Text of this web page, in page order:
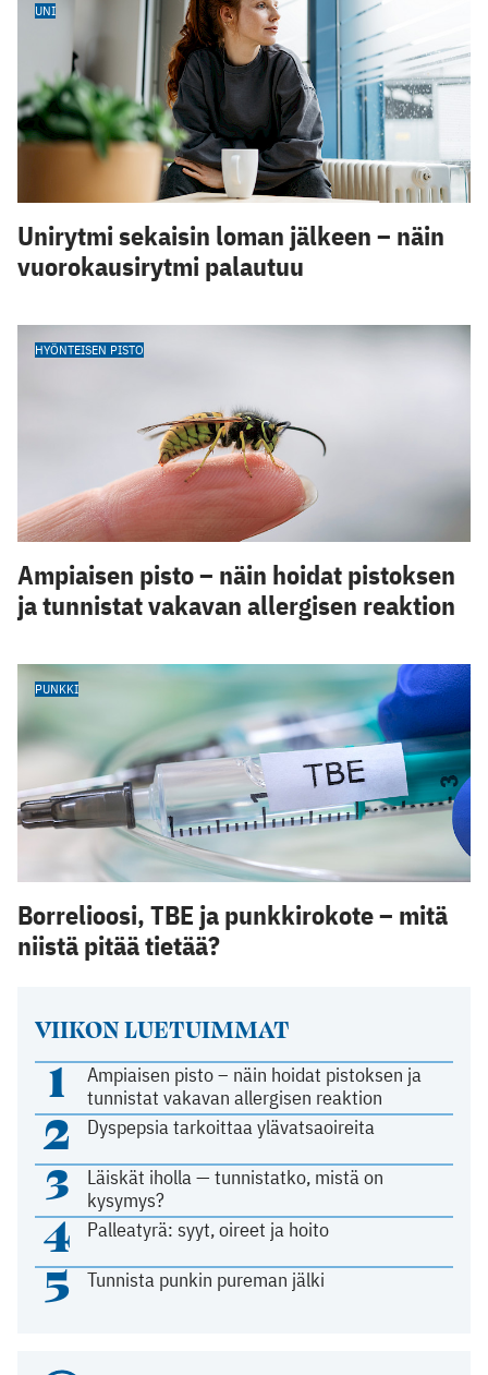
VIIKON LUETUIMMAT
1
Ampiaisen pisto – näin hoidat pistoksen ja
tunnistat vakavan allergisen reaktion
2 Dyspepsia tarkoittaa ylävatsaoireita
3
Läiskät iholla — tunnistatko, mistä on
kysymys?
4 Palleatyrä: syyt, oireet ja hoito
5 Tunnista punkin pureman jälki
UNI
Unirytmi sekaisin loman jälkeen – näin
vuorokausirytmi palautuu
HYÖNTEISEN PISTO
Ampiaisen pisto – näin hoidat pistoksen
ja tunnistat vakavan allergisen reaktion
PUNKKI
Borrelioosi, TBE ja punkkirokote – mitä
niistä pitää tietää?